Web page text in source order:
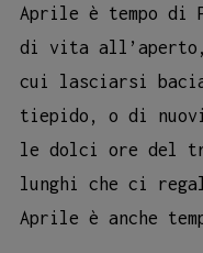
Aprile è tempo di
di vita
cui lasciarsi
tiepido, o di
le dolci ore del
lunghi che ci
Aprile è anche